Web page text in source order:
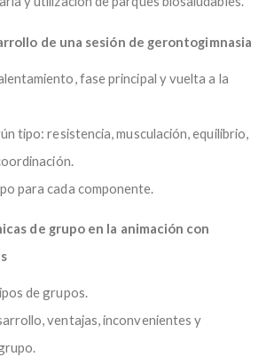
de una sesión de gerontogimnasia
fase principal y vuelta a la
tipo: resistencia, musculación, equilibrio,
para cada componente.
de grupo en la animación con
de grupos.
ventajas, inconvenientes y